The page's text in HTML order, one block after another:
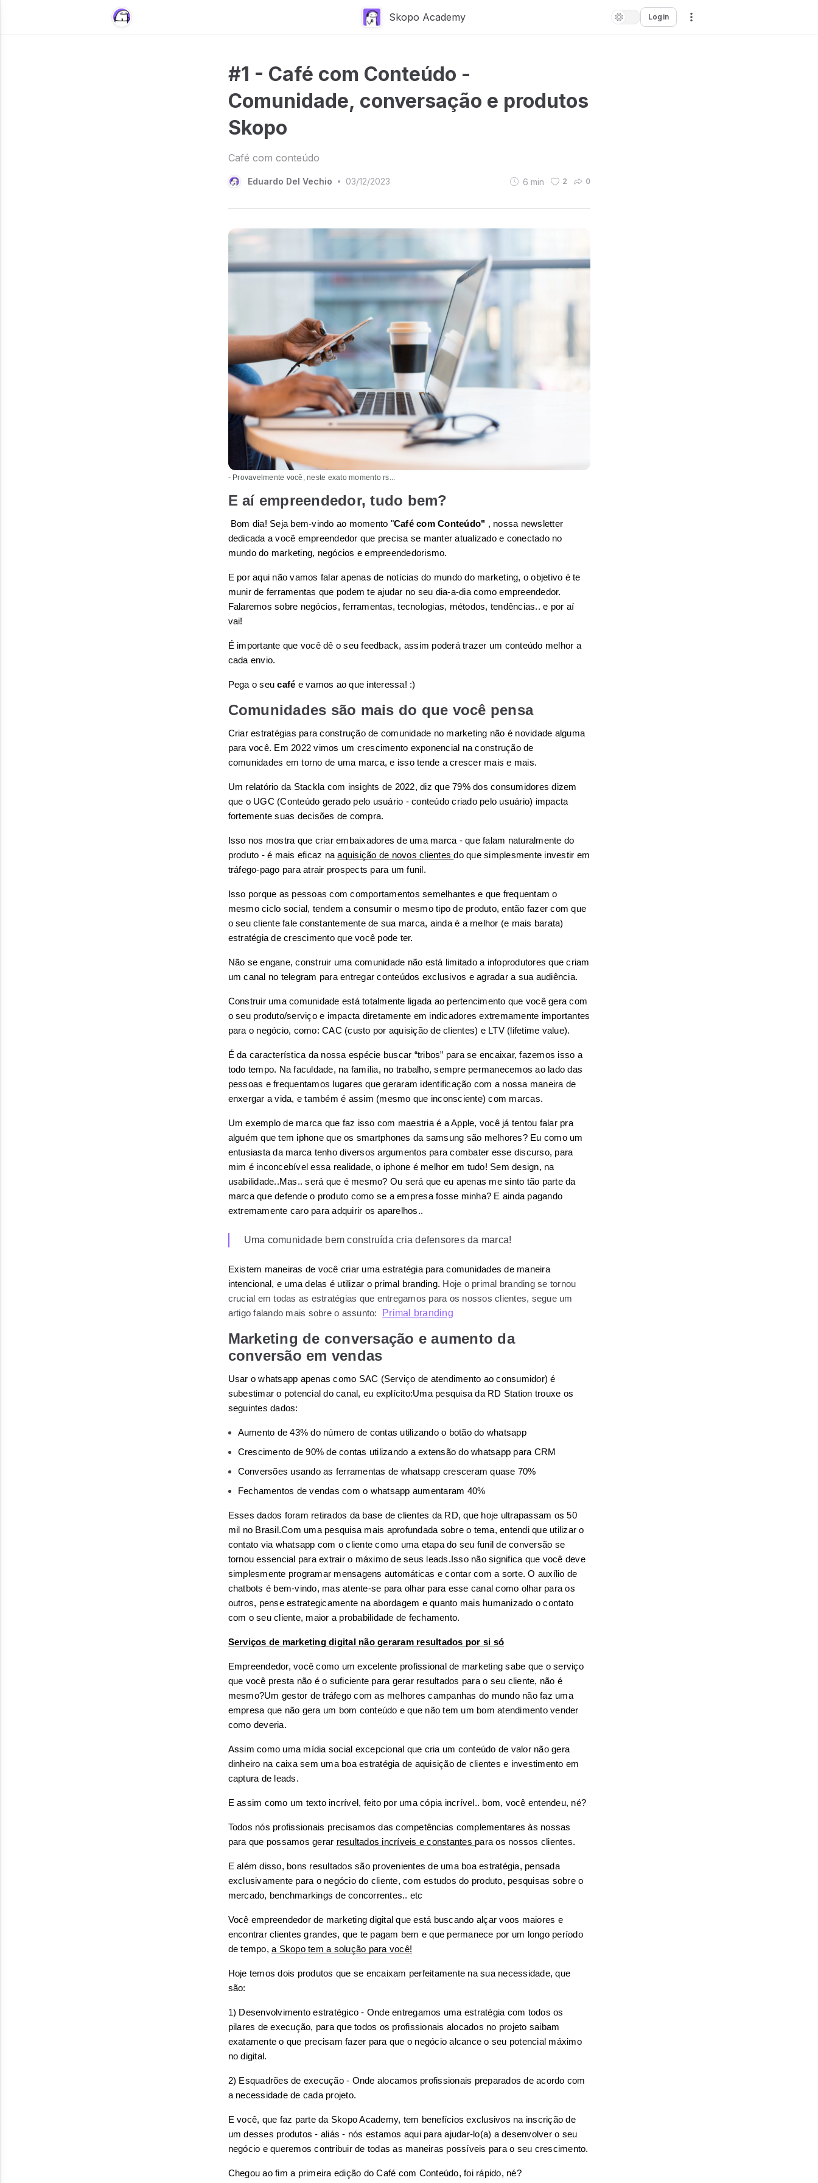
Skopo Academy Login
#1 - Café com Conteúdo -
Comunidade, conversação e produtos
Skopo
Café com conteúdo
Eduardo Del Vechio • 03/12/2023 6 min 2 0
- Provavelmente você, neste exato momento rs...
E aí empreendedor, tudo bem?
Bom dia! Seja bem-vindo ao momento "Café com Conteúdo" , nossa newsletter
dedicada a você empreendedor que precisa se manter atualizado e conectado no
mundo do marketing, negócios e empreendedorismo.
E por aqui não vamos falar apenas de notícias do mundo do marketing, o objetivo é te
Falaremos sobre negócios, ferramentas, tecnologias, métodos, tendências.. e por aí
vai!
É importante que você dê o seu feedback, assim poderá trazer um conteúdo melhor a
cada envio.
Pega o seu café e vamos ao que interessa! :)
Comunidades são mais do que você pensa
Criar estratégias para construção de comunidade no marketing não é novidade alguma
para você. Em 2022 vimos um crescimento exponencial na construção de
comunidades em torno de uma marca, e isso tende a crescer mais e mais.
Um relatório da Stackla com insights de 2022, diz que 79% dos consumidores dizem
que o UGC (Conteúdo gerado pelo usuário - conteúdo criado pelo usuário) impacta
fortemente suas decisões de compra.
Isso nos mostra que criar embaixadores de uma marca - que falam naturalmente do
produto - é mais eficaz na aquisição de novos clientes do que simplesmente investir em
tráfego-pago para atrair prospects para um funil.
Isso porque as pessoas com comportamentos semelhantes e que frequentam o
mesmo ciclo social, tendem a consumir o mesmo tipo de produto, então fazer com que
o seu cliente fale constantemente de sua marca, ainda é a melhor (e mais barata)
estratégia de crescimento que você pode ter.
Não se engane, construir uma comunidade não está limitado a infoprodutores que criam
um canal no telegram para entregar conteúdos exclusivos e agradar a sua audiência.
Construir uma comunidade está totalmente ligada ao pertencimento que você gera com
o seu produto/serviço e impacta diretamente em indicadores extremamente importantes
para o negócio, como: CAC (custo por aquisição de clientes) e LTV (lifetime value).
É da característica da nossa espécie buscar “tribos” para se encaixar, fazemos isso a
todo tempo. Na faculdade, na família, no trabalho, sempre permanecemos ao lado das
pessoas e frequentamos lugares que geraram identificação com a nossa maneira de
enxergar a vida, e também é assim (mesmo que inconsciente) com marcas.
Um exemplo de marca que faz isso com maestria é a Apple, você já tentou falar pra
alguém que tem iphone que os smartphones da samsung são melhores? Eu como um
entusiasta da marca tenho diversos argumentos para combater esse discurso, para
mim é inconcebível essa realidade, o iphone é melhor em tudo! Sem design, na
usabilidade..Mas.. será que é mesmo? Ou será que eu apenas me sinto tão parte da
marca que defende o produto como se a empresa fosse minha? E ainda pagando
extremamente caro para adquirir os aparelhos..
Uma comunidade bem construída cria defensores da marca!
Existem maneiras de você criar uma estratégia para comunidades de maneira
intencional, e uma delas é utilizar o primal branding. Hoje o primal branding se tornou
crucial em todas as estratégias que entregamos para os nossos clientes, segue um
artigo falando mais sobre o assunto:
Primal branding
Marketing de conversação e aumento da
conversão em vendas
Usar o whatsapp apenas como SAC (Serviço de atendimento ao consumidor) é
subestimar o potencial do canal, eu explícito:Uma pesquisa da RD Station trouxe os
seguintes dados:
Aumento de 43% do número de contas utilizando o botão do whatsapp
Crescimento de 90% de contas utilizando a extensão do whatsapp para CRM
Conversões usando as ferramentas de whatsapp cresceram quase 70%
Fechamentos de vendas com o whatsapp aumentaram 40%
Esses dados foram retirados da base de clientes da RD, que hoje ultrapassam os 50
mil no Brasil.Com uma pesquisa mais aprofundada sobre o tema, entendi que utilizar o
contato via whatsapp com o cliente como uma etapa do seu funil de conversão se
tornou essencial para extrair o máximo de seus leads. Isso não significa que você deve
simplesmente programar mensagens automáticas e contar com a sorte. O auxílio de
chatbots é bem-vindo, mas atente-se para olhar para esse canal como olhar para os
outros, pense estrategicamente na abordagem e quanto mais humanizado o contato
com o seu cliente, maior a probabilidade de fechamento.
Serviços de marketing digital não geraram resultados por si só
Empreendedor, você como um excelente profissional de marketing sabe que o serviço
que você presta não é o suficiente para gerar resultados para o seu cliente, não é
mesmo?Um gestor de tráfego com as melhores campanhas do mundo não faz uma
empresa que não gera um bom conteúdo e que não tem um bom atendimento vender
como deveria.
Assim como uma mídia social excepcional que cria um conteúdo de valor não gera
dinheiro na caixa sem uma boa estratégia de aquisição de clientes e investimento em
captura de leads.
E assim como um texto incrível, feito por uma cópia incrível.. bom, você entendeu, né?
Todos nós profissionais precisamos das competências complementares às nossas
para que possamos gerar resultados incríveis e constantes para os nossos clientes.
E além disso, bons resultados são provenientes de uma boa estratégia, pensada
exclusivamente para o negócio do cliente, com estudos do produto, pesquisas sobre o
mercado, benchmarkings de concorrentes.. etc
Você empreendedor de marketing digital que está buscando alçar voos maiores e
encontrar clientes grandes, que te pagam bem e que permanece por um longo período
de tempo, a Skopo tem a solução para você!
Hoje temos dois produtos que se encaixam perfeitamente na sua necessidade, que
são:
1) Desenvolvimento estratégico - Onde entregamos uma estratégia com todos os
pilares de execução, para que todos os profissionais alocados no projeto saibam
exatamente o que precisam fazer para que o negócio alcance o seu potencial máximo
no digital.
2) Esquadrões de execução - Onde alocamos profissionais preparados de acordo com
a necessidade de cada projeto.
E você, que faz parte da Skopo Academy, tem benefícios exclusivos na inscrição de
um desses produtos - aliás - nós estamos aqui para ajudar-lo(a) a desenvolver o seu
negócio e queremos contribuir de todas as maneiras possíveis para o seu crescimento.
Chegou ao fim a primeira edição do Café com Conteúdo, foi rápido, né?